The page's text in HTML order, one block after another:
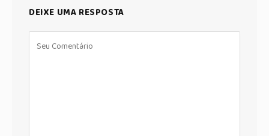
DEIXE UMA RESPOSTA